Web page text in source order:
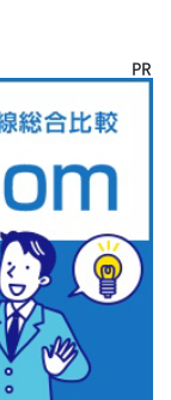
PR